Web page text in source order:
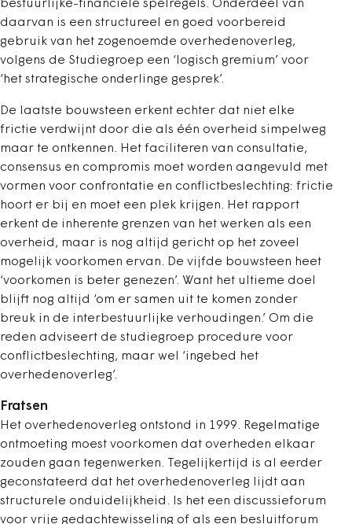
bestuurlijke-financiële spelregels. Onderdeel van
daarvan is een structureel en goed voorbereid
gebruik van het zogenoemde overhedenoverleg,
volgens de Studiegroep een ‘logisch gremium’ voor
‘het strategische onderlinge gesprek’.
De laatste bouwsteen erkent echter dat niet elke
frictie verdwijnt door die als één overheid simpelweg
maar te ontkennen. Het faciliteren van consultatie,
consensus en compromis moet worden aangevuld met
vormen voor confrontatie en conflictbeslechting: frictie
hoort er bij en moet een plek krijgen. Het rapport
erkent de inherente grenzen van het werken als een
overheid, maar is nog altijd gericht op het zoveel
mogelijk voorkomen ervan. De vijfde bouwsteen heet
‘voorkomen is beter genezen’. Want het ultieme doel
blijft nog altijd ‘om er samen uit te komen zonder
breuk in de interbestuurlijke verhoudingen.’ Om die
reden adviseert de studiegroep procedure voor
conflictbeslechting, maar wel ‘ingebed het
overhedenoverleg’.
Fratsen
Het overhedenoverleg ontstond in 1999. Regelmatige
ontmoeting moest voorkomen dat overheden elkaar
zouden gaan tegenwerken. Tegelijkertijd is al eerder
geconstateerd dat het overhedenoverleg lijdt aan
structurele onduidelijkheid. Is het een discussieforum
voor vrije gedachtewisseling of als een besluitforum